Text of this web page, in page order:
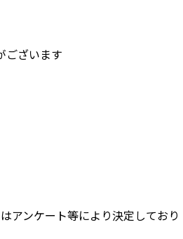
ございます
アンケート等により決定しており